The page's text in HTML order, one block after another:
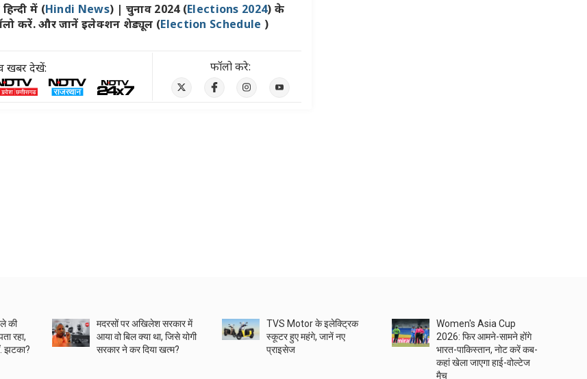
में (Hindi News) | चुनाव 2024 (Elections 2024) के
करें. और जानें इलेक्शन शेड्यूल (Election Schedule )
खबर देखें:
फॉलो करे:
की
रहा,
झटका?
मदरसों पर अखिलेश सरकार में
आया वो बिल क्या था, जिसे योगी
सरकार ने कर दिया खत्म?
TVS Motor के इलेक्ट्रिक
स्कूटर हुए महंगे, जानें नए
प्राइसेज
Women's Asia Cup
2026: फिर आमने-सामने होंगे
भारत-पाकिस्तान, नोट करें कब-
कहां खेला जाएगा हाई-वोल्टेज
मैच